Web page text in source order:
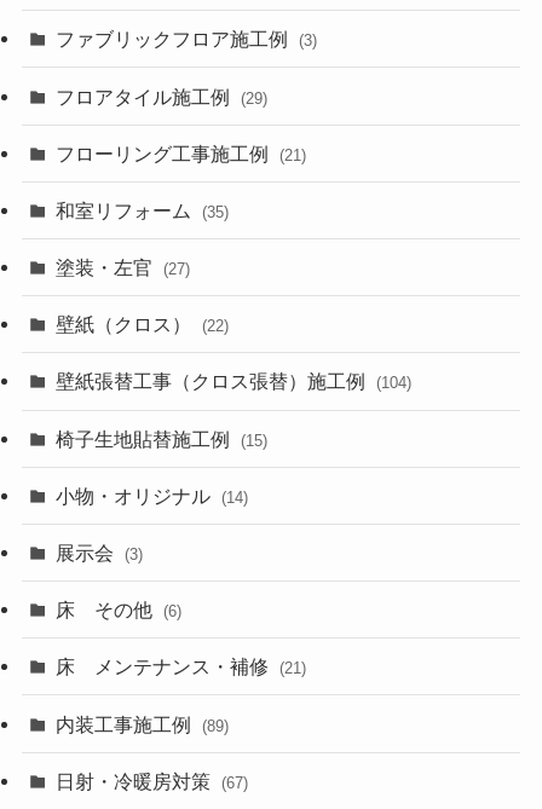
ファブリックフロア施工例 (3)
フロアタイル施工例 (29)
フローリング工事施工例 (21)
和室リフォーム (35)
塗装・左官 (27)
壁紙（クロス） (22)
壁紙張替工事（クロス張替）施工例 (104)
椅子生地貼替施工例 (15)
小物・オリジナル (14)
展示会 (3)
床 その他 (6)
床 メンテナンス・補修 (21)
内装工事施工例 (89)
日射・冷暖房対策 (67)